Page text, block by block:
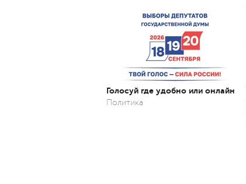
Голосуй где удобно или онлайн
Политика